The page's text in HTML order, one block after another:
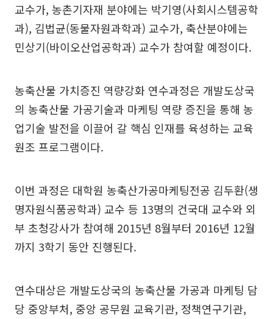
교수가, 농촌기자재 분야에는 박기영(사회시스템공학
과), 김법균(동물자원과학과) 교수가, 축산분야에는
민상기(바이오산업공학과) 교수가 참여할 예정이다.
농축산물 가치증진 역량강화 연수과정은 개발도상국
의 농축산물 가공기술과 마케팅 역량 증진을 통해 농
업기술 발전을 이끌어 갈 핵심 인재를 육성하는 교육
원조 프로그램이다.
이번 과정은 대학원 농축산가공마케팅전공 김두환(생
명자원식품공학과) 교수 등 13명의 건국대 교수와 외
부 초청강사가 참여해 2015년 8월부터 2016년 12월
까지 3학기 동안 진행된다.
연수대상은 개발도상국의 농축산물 가공과 마케팅 담
당 중앙부처, 중앙 공무원 교육기관, 정책연구기관,